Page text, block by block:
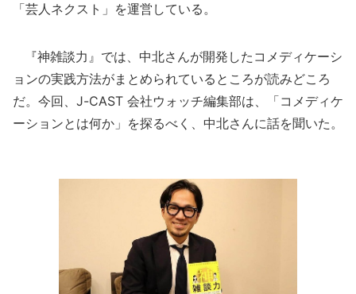
「芸人ネクスト」を運営している。
『神雑談力』では、中北さんが開発したコメディケーシ
ョンの実践方法がまとめられているところが読みどころ
だ。今回、J-CAST 会社ウォッチ編集部は、「コメディケ
ーションとは何か」を探るべく、中北さんに話を聞いた。